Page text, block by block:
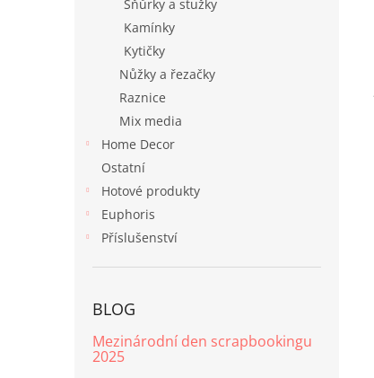
Šňůrky a stužky
Kamínky
Kytičky
Nůžky a řezačky
Raznice
Mix media
Home Decor
Ostatní
Hotové produkty
Euphoris
Příslušenství
BLOG
Mezinárodní den scrapbookingu
2025